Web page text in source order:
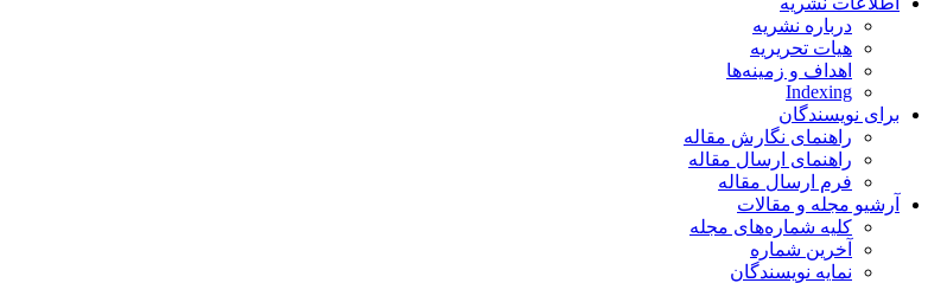
درباره نشریه
هیات تحریریه
اهداف و زمینه‌ها
Indexing
برای نویسندگان
راهنمای نگارش مقاله
راهنمای ارسال مقاله
فرم ارسال مقاله
آرشیو مجله و مقالات
کلیه شماره‌های مجله
آخرین شماره
نمایه نویسندگان